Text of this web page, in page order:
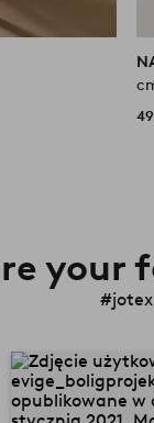
your
#jotex